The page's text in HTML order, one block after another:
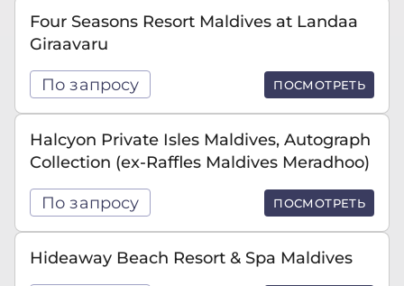
Four Seasons Resort Maldives at Landaa
Giraavaru
По запросу ПОСМОТРЕТЬ
Halcyon Private Isles Maldives, Autograph
Collection (ex-Raffles Maldives Meradhoo)
По запросу ПОСМОТРЕТЬ
Hideaway Beach Resort & Spa Maldives